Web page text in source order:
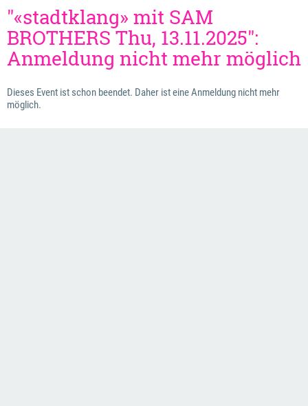
"«stadtklang» mit SAM
BROTHERS Thu, 13.11.2025":
Anmeldung nicht mehr möglich
Dieses Event ist schon beendet. Daher ist eine Anmeldung nicht mehr
möglich.